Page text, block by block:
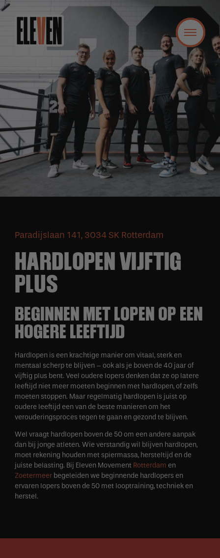
Paradijslaan 141, 3034 SK Rotterdam
HARDLOPEN VIJFTIG
PLUS
BEGINNEN MET LOPEN OP EEN
HOGERE LEEFTIJD
Hardlopen is een krachtige manier om vitaal, sterk en
mentaal scherp te blijven – ook als je boven de 40 jaar of
vijftig plus bent. Veel oudere lopers denken dat ze op latere
leeftijd niet meer moeten beginnen met hardlopen, of zelfs
moeten stoppen. Maar regelmatig hardlopen is juist op
oudere leeftijd een van de beste manieren om het
verouderingsproces tegen te gaan en gezond te blijven.
Wel vraagt hardlopen boven de 50 om een andere aanpak
dan bij jonge atleten. Wie verstandig wil blijven hardlopen,
moet rekening houden met spiermassa, hersteltijd en de
juiste belasting. Bij Eleven Movement Rotterdam en
Zoetermeer begeleiden we beginnende hardlopers en
ervaren lopers boven de 50 met looptraining, techniek en
herstel.